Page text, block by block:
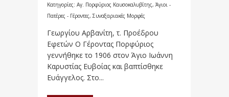
Κατηγορίες: Αγ. Πορφύριος Καυσοκαλυβίτης, Άγιοι -
Πατέρες - Γέροντες, Συναξαριακές Μορφές
Γεωργίου Αρβανίτη, τ. Προέδρου
Εφετών Ο Γέροντας Πορφύριος
γεννήθηκε το 1906 στον Άγιο Ιωάννη
Καρυστίας Ευβοίας και βαπτίσθηκε
Ευάγγελος. Στο...